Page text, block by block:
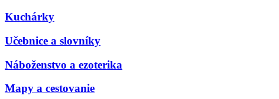
Kuchárky
Učebnice a slovníky
Náboženstvo a ezoterika
Mapy a cestovanie